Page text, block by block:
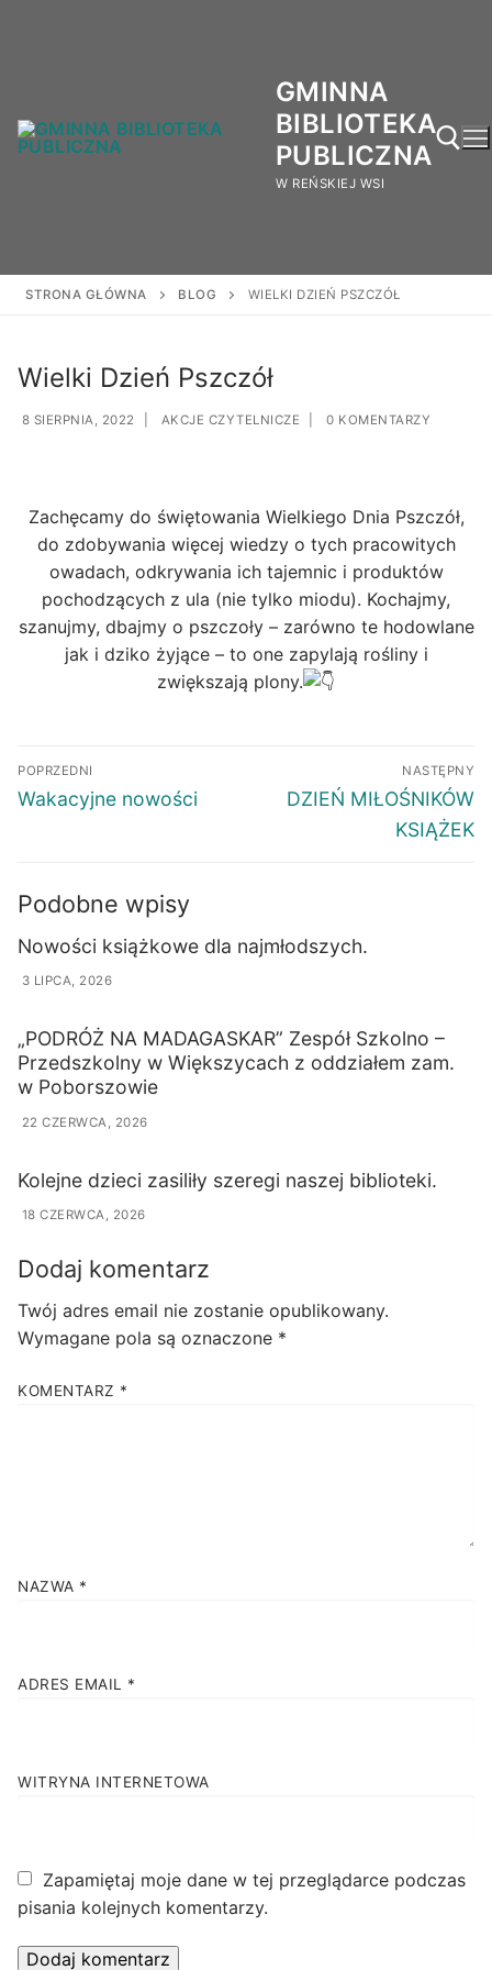
GMINNA
BIBLIOTEKA
PUBLICZNA
W REŃSKIEJ WSI
STRONA GŁÓWNA BLOG WIELKI DZIEŃ PSZCZÓŁ
Wielki Dzień Pszczół
8 SIERPNIA, 2022 AKCJE CZYTELNICZE 0 KOMENTARZY
Zachęcamy do świętowania Wielkiego Dnia Pszczół,
do zdobywania więcej wiedzy o tych pracowitych
owadach, odkrywania ich tajemnic i produktów
pochodzących z ula (nie tylko miodu). Kochajmy,
szanujmy, dbajmy o pszczoły – zarówno te hodowlane
jak i dziko żyjące – to one zapylają rośliny i
zwiększają plony.
POPRZEDNI
Wakacyjne nowości
NASTĘPNY
DZIEŃ MIŁOŚNIKÓW
KSIĄŻEK
Podobne wpisy
Nowości książkowe dla najmłodszych.
3 LIPCA, 2026
„PODRÓŻ NA MADAGASKAR” Zespół Szkolno –
Przedszkolny w Większycach z oddziałem zam.
w Poborszowie
22 CZERWCA, 2026
Kolejne dzieci zasiliły szeregi naszej biblioteki.
18 CZERWCA, 2026
Dodaj komentarz
Twój adres email nie zostanie opublikowany.
Wymagane pola są oznaczone *
KOMENTARZ *
NAZWA *
ADRES EMAIL *
WITRYNA INTERNETOWA
Zapamiętaj moje dane w tej przeglądarce podczas
pisania kolejnych komentarzy.